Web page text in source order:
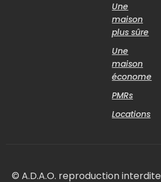
Une
maison
plus sûre
Une
maison
économe
PMRs
Locations
© A.D.A.O. reproduction interdite